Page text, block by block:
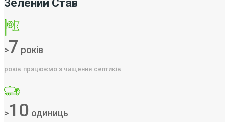
Зелений Став
>7 років
років працюємо з чищення септиків
>10 одиниць